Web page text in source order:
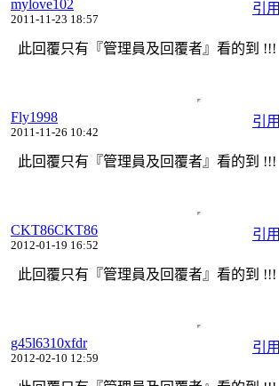
引用
mylove102
2011-11-23 18:57
此回覆只有『管理員及回覆者』看的到 !!!
引用
Fly1998
2011-11-26 10:42
此回覆只有『管理員及回覆者』看的到 !!!
引用
CKT86CKT86
2012-01-19 16:52
此回覆只有『管理員及回覆者』看的到 !!!
引用
g45l6310xfdr
2012-02-10 12:59